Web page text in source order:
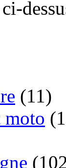
(11)